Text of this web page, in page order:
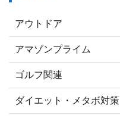
アウトドア
アマゾンプライム
ゴルフ関連
ダイエット・メタボ対策